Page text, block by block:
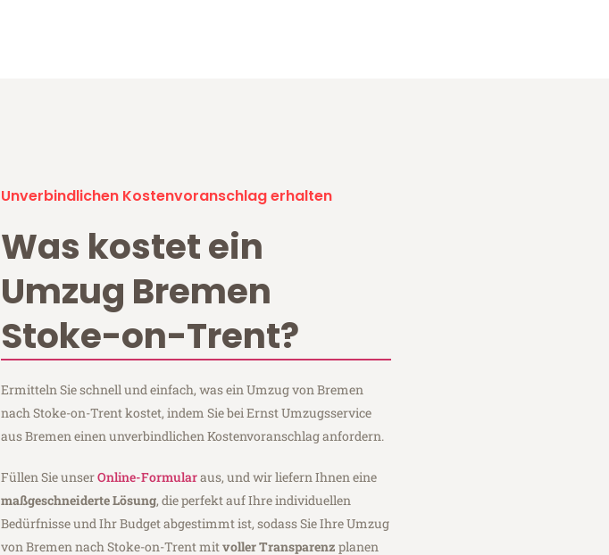
Unverbindlichen Kostenvoranschlag erhalten
Was kostet ein
Umzug Bremen
Stoke-on-Trent?
Ermitteln Sie schnell und einfach, was ein Umzug von Bremen
nach Stoke-on-Trent kostet, indem Sie bei Ernst Umzugsservice
aus Bremen einen unverbindlichen Kostenvoranschlag anfordern.
Füllen Sie unserOnline-Formularaus, und wir liefern Ihnen eine
maßgeschneiderte Lösung, die perfekt auf Ihre individuellen
Bedürfnisse und Ihr Budget abgestimmt ist, sodass Sie Ihre Umzug
von Bremen nach Stoke-on-Trent mitvoller Transparenz planen